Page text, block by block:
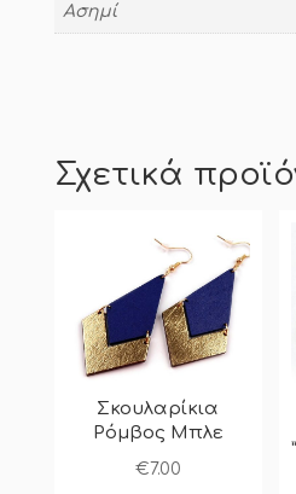
Ασημί
Σχετικά
Σκουλαρίκια
Ρόμβος Μπλε
€7.00